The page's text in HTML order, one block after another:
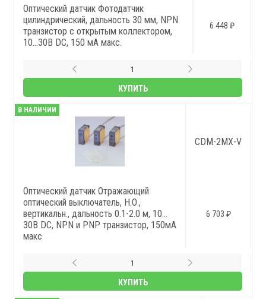
Оптический датчик Фотодатчик
цилиндрический, дальность 30 мм, NPN
транзистор с открытым коллектором,
10...30В DC, 150 мА макс.
6 448 ₽
КУПИТЬ
В НАЛИЧИИ
CDM-2MX-V
Оптический датчик Отражающий
оптический выключатель, Н.О.,
вертикальн., дальность 0.1-2.0 м, 10…
30В DC, NPN и PNP транзистор, 150мА
макс
6 703 ₽
КУПИТЬ